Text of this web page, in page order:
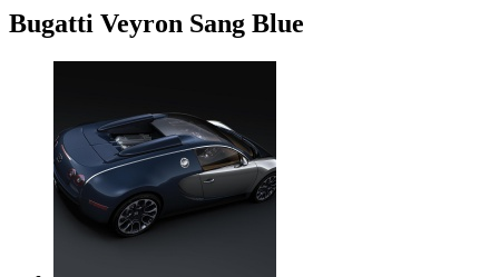
Bugatti Veyron Sang Blue